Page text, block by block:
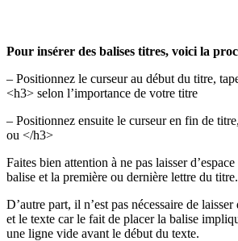
Pour insérer des balises titres, voici la
– Positionnez le curseur au début du titre,
<h3> selon l’importance de votre titre
– Positionnez ensuite le curseur en fin de
ou </h3>
Faites bien attention à ne pas laisser
balise et la première ou dernière lettre du titre.
D’autre part, il n’est pas nécessaire de laisser
et le texte car le fait de placer la balise
une ligne vide avant le début du texte.